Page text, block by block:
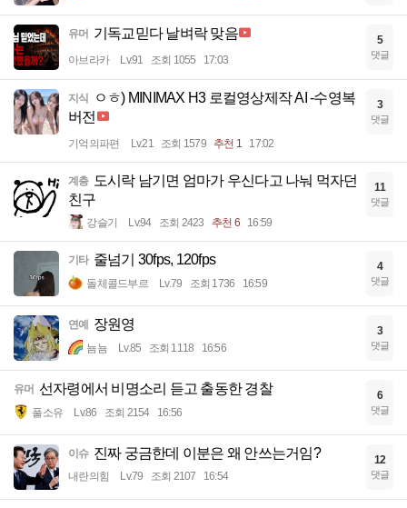
유머 기독교믿다 날벼락 맞음
아브라카 Lv.91 조회 1055 17:03
5
댓글
지식
ㅇㅎ) MINIMAX H3 로컬영상제작 AI -수영복
버전
기억의파편 Lv.21 조회 1579 추천 1 17:02
3
댓글
계층 도시락 남기면 엄마가 우신다고 나눠 먹자던
친구
강슬기 Lv.94 조회 2423 추천 6 16:59
11
댓글
기타 줄넘기 30fps, 120fps
돌체콜드부르 Lv.79 조회 1736 16:59
4
댓글
연예 장원영
뇸뇸 Lv.85 조회 1118 16:56
3
댓글
유머 선자령에서 비명소리 듣고 출동한 경찰
풀소유 Lv.86 조회 2154 16:56
6
댓글
이슈 진짜 궁금한데 이분은 왜 안쓰는거임?
내란의힘 Lv.79 조회 2107 16:54
12
댓글